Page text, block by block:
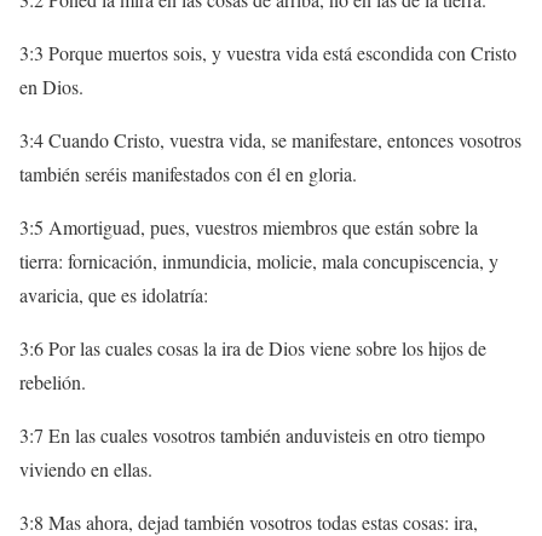
3:3 Porque muertos sois, y vuestra vida está escondida con Cristo
en Dios.
3:4 Cuando Cristo, vuestra vida, se manifestare, entonces vosotros
también seréis manifestados con él en gloria.
3:5 Amortiguad, pues, vuestros miembros que están sobre la
tierra: fornicación, inmundicia, molicie, mala concupiscencia, y
avaricia, que es idolatría:
3:6 Por las cuales cosas la ira de Dios viene sobre los hijos de
rebelión.
3:7 En las cuales vosotros también anduvisteis en otro tiempo
viviendo en ellas.
3:8 Mas ahora, dejad también vosotros todas estas cosas: ira,